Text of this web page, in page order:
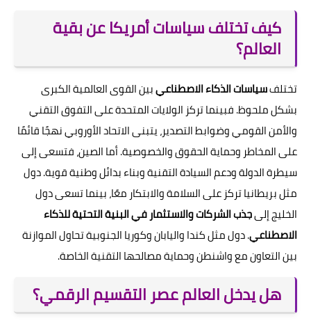
كيف تختلف سياسات أمريكا عن بقية
العالم؟
تختلفسياسات الذكاء الاصطناعيبين القوى العالمية الكبرى
بشكل ملحوظ. فبينما تركز الولايات المتحدة على التفوق التقني
والأمن القومي وضوابط التصدير، يتبنى الاتحاد الأوروبي نهجًا قائمًا
على المخاطر وحماية الحقوق والخصوصية. أما الصين، فتسعى إلى
سيطرة الدولة ودعم السيادة التقنية وبناء بدائل وطنية قوية. دول
مثل بريطانيا تركز على السلامة والابتكار معًا، بينما تسعى دول
الخليج إلىجذب الشركات والاستثمار في البنية التحتية للذكاء
الاصطناعي. دول مثل كندا واليابان وكوريا الجنوبية تحاول الموازنة
بين التعاون مع واشنطن وحماية مصالحها التقنية الخاصة.
هل يدخل العالم عصر التقسيم الرقمي؟